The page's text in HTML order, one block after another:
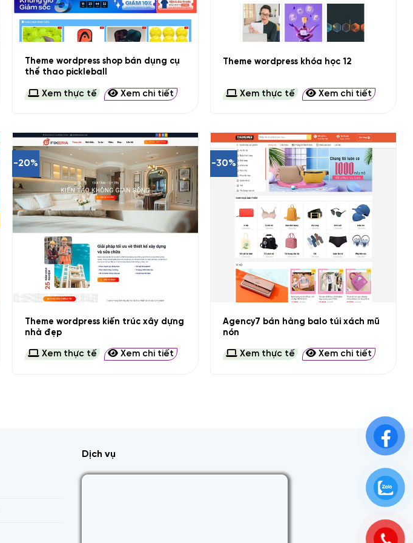
+
Theme wordpress shop bán dụng cụ
thể thao pickleball
Xem thực tế Xem chi tiết
Theme wordpress khóa học 12
Xem thực tế Xem chi tiết
-20%
Theme wordpress kiến trúc xây dựng
nhà đẹp
Xem thực tế Xem chi tiết
-30%
Agency7 bán hàng balo túi xách mũ
nón
Xem thực tế Xem chi tiết
Dịch vụ